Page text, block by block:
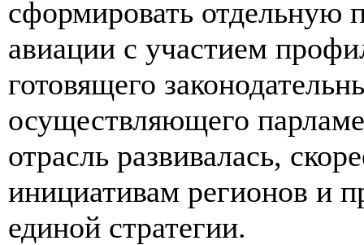
сформировать отдельную
авиации с участием
готовящего
осуществляющего
отрасль развивалась,
инициативам регионов и
единой стратегии.